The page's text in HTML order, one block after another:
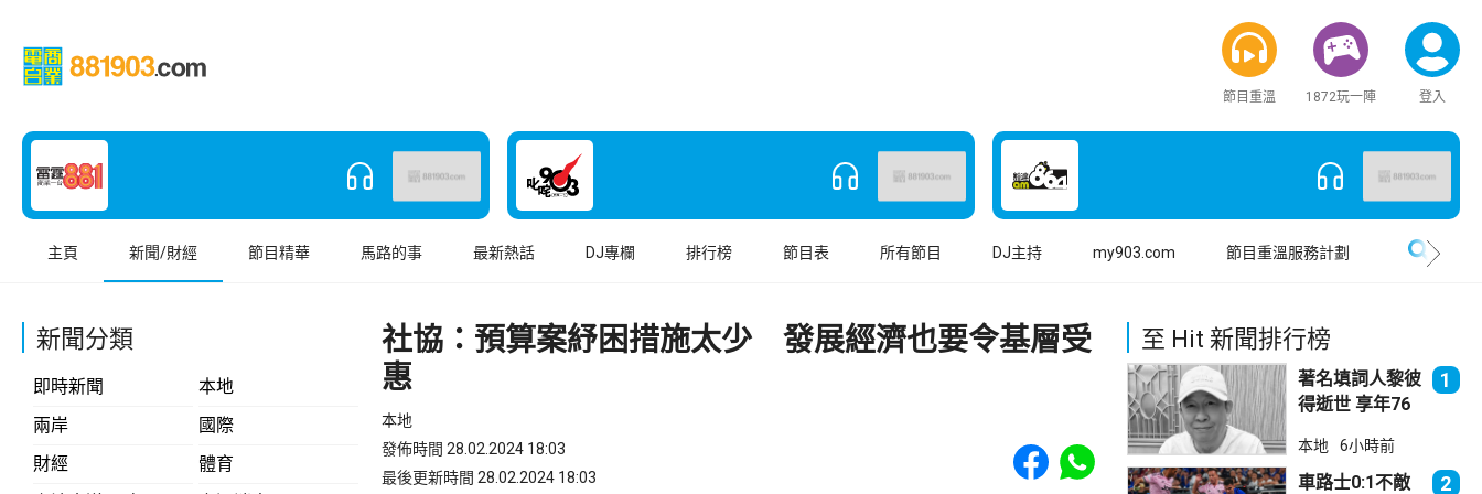
節目重溫 1872玩一陣 登入
主頁 新聞/財經 節目精華 馬路的事 最新熱話 DJ專欄 排行榜 節目表 所有節目 DJ主持 my903.com 節目重溫服務計劃
新聞分類
即時新聞
本地
兩岸
國際
財經
體育
社協：預算案紓困措施太少 發展經濟也要令基層受
惠
本地
發佈時間 28.02.2024 18:03
最後更新時間 28.02.2024 18:03
Share to Facebook
Share to WhatsApp
至 Hit 新聞排行榜
著名填詞人黎彼
得逝世 享年76
1
本地 6小時前
車路士0:1不敵 2